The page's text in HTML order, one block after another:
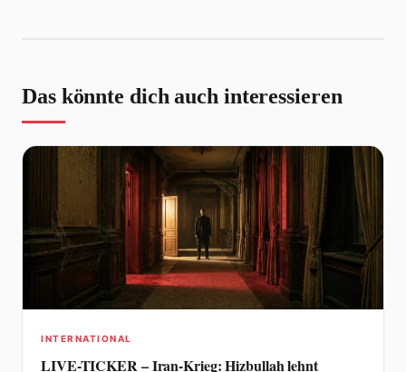
Das könnte dich auch interessieren
INTERNATIONAL
LIVE-TICKER – Iran-Krieg: Hizbullah lehnt